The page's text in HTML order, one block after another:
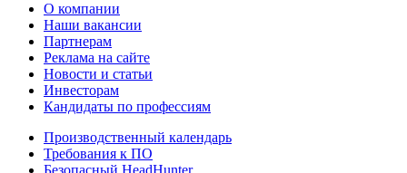
О компании
Наши вакансии
Партнерам
Реклама на сайте
Новости и статьи
Инвесторам
Кандидаты по профессиям
Производственный календарь
Требования к ПО